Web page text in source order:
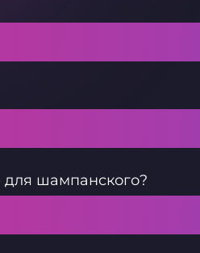
шампанского?